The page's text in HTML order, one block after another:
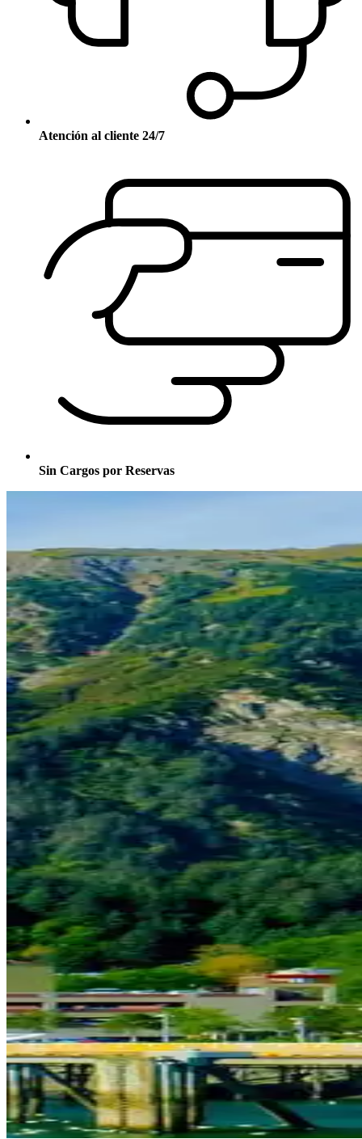
Atención al cliente 24/7
Sin Cargos por Reservas